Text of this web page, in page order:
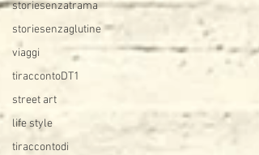
storiesenzatrama
storiesenzaglutine
viaggi
tiraccontoDT1
street art
life style
tiraccontodi